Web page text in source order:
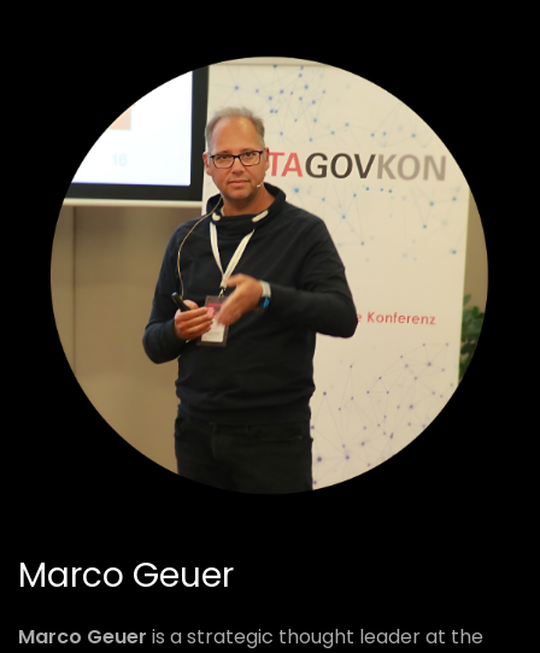
Marco Geuer
Marco Geuer is a strategic thought leader at the